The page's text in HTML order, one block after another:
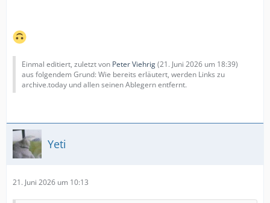
Einmal editiert, zuletzt von Peter Viehrig(21. Juni 2026 um 18:39)
aus folgendem Grund: Wie bereits erläutert, werden Links zu
archive.today und allen seinen Ablegern entfernt.
Yeti
21. Juni 2026 um 10:13